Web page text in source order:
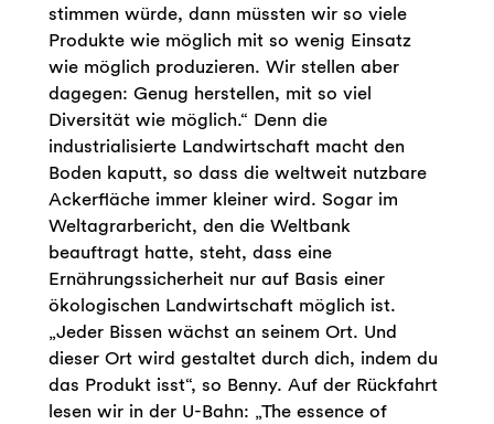
stimmen würde, dann müssten wir so viele
Produkte wie möglich mit so wenig Einsatz
wie möglich produzieren. Wir stellen aber
dagegen: Genug herstellen, mit so viel
Diversität wie möglich.“ Denn die
industrialisierte Landwirtschaft macht den
Boden kaputt, so dass die weltweit nutzbare
Ackerfläche immer kleiner wird. Sogar im
Weltagrarbericht, den die Weltbank
beauftragt hatte, steht, dass eine
Ernährungssicherheit nur auf Basis einer
ökologischen Landwirtschaft möglich ist.
„Jeder Bissen wächst an seinem Ort. Und
dieser Ort wird gestaltet durch dich, indem du
das Produkt isst“, so Benny. Auf der Rückfahrt
lesen wir in der U-Bahn: „The essence of